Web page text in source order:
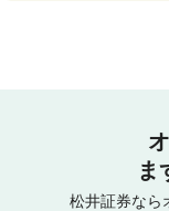
ま
松井証券なら